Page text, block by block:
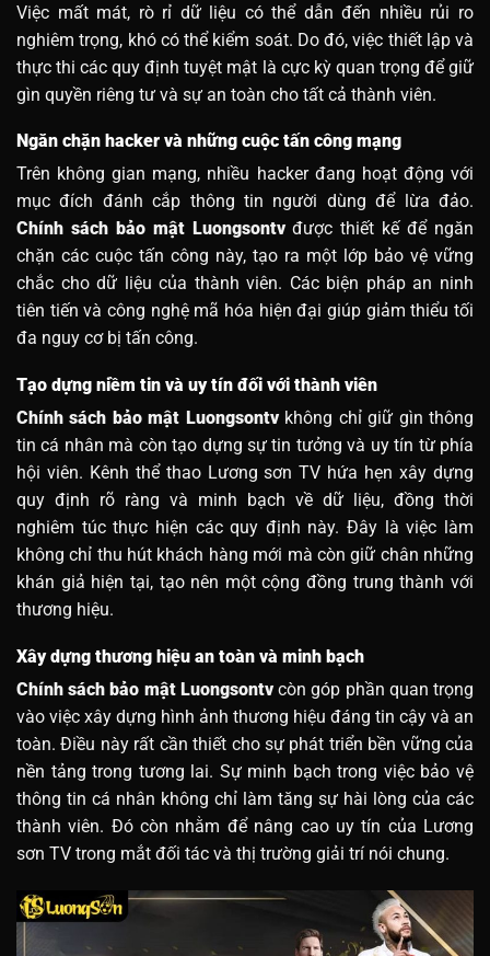
Việc mất mát, rò rỉ dữ liệu có thể dẫn đến nhiều rủi ro
nghiêm trọng, khó có thể kiểm soát. Do đó, việc thiết lập và
thực thi các quy định tuyệt mật là cực kỳ quan trọng để giữ
gìn quyền riêng tư và sự an toàn cho tất cả thành viên.
Ngăn chặn hacker và những cuộc tấn công mạng
Trên không gian mạng, nhiều hacker đang hoạt động với
mục đích đánh cắp thông tin người dùng để lừa đảo.
Chính sách bảo mật Luongsontvđược thiết kế để ngăn
chặn các cuộc tấn công này, tạo ra một lớp bảo vệ vững
chắc cho dữ liệu của thành viên. Các biện pháp an ninh
tiên tiến và công nghệ mã hóa hiện đại giúp giảm thiểu tối
đa nguy cơ bị tấn công.
Tạo dựng niềm tin và uy tín đối với thành viên
Chính sách bảo mật Luongsontvkhông chỉ giữ gìn thông
tin cá nhân mà còn tạo dựng sự tin tưởng và uy tín từ phía
hội viên. Kênh thể thao Lương sơn TV hứa hẹn xây dựng
quy định rõ ràng và minh bạch về dữ liệu, đồng thời
nghiêm túc thực hiện các quy định này. Đây là việc làm
không chỉ thu hút khách hàng mới mà còn giữ chân những
khán giả hiện tại, tạo nên một cộng đồng trung thành với
thương hiệu.
Xây dựng thương hiệu an toàn và minh bạch
Chính sách bảo mật Luongsontvcòn góp phần quan trọng
vào việc xây dựng hình ảnh thương hiệu đáng tin cậy và an
toàn. Điều này rất cần thiết cho sự phát triển bền vững của
nền tảng trong tương lai. Sự minh bạch trong việc bảo vệ
thông tin cá nhân không chỉ làm tăng sự hài lòng của các
thành viên. Đó còn nhằm để nâng cao uy tín của Lương
sơn TV trong mắt đối tác và thị trường giải trí nói chung.